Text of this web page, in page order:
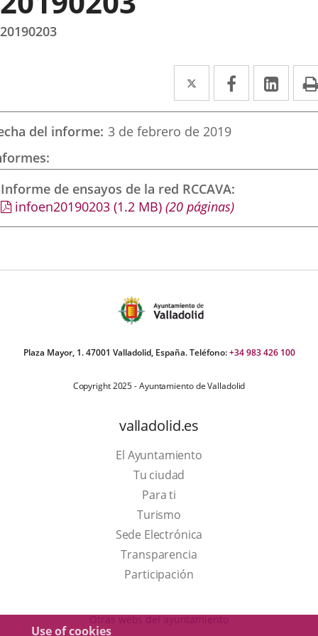
Use of cookies
20190203
Twitter
Enlace
a
una
externa.
Facebook
Enlace
a
externa.
a
del informe 3 de febrero de 2019
Informe de ensayos de la red RCCAVA
infoen20190203 (1.2 MB) (20 páginas)
Plaza Mayor, 1. 47001 Valladolid, España. Teléfono:+34 983 426 100
Copyright 2025 - Ayuntamiento de Valladolid
valladolid.es
El Ayuntamiento
Tu ciudad
Para ti
TurismoThis
link
will
open
a
Sede Electrónica
Transparencia
Participación
Otras webs del ayuntamiento